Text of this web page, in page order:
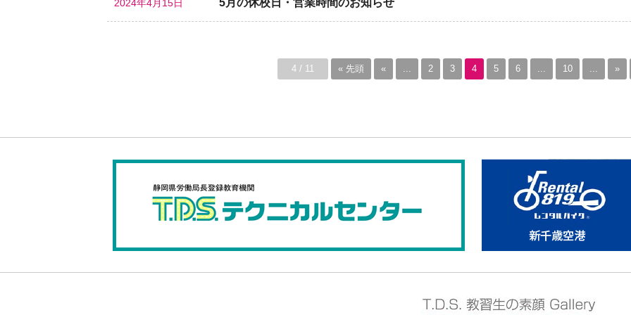
2024年4月15日 5月の休校日・営業時間のお知らせ
4 / 11 « 先頭 « ... 2 3 4 5 6 ... 10 ... »